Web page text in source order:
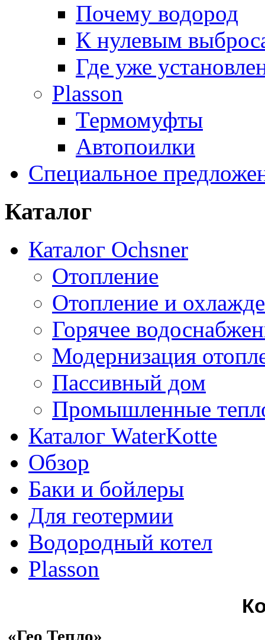
Почему водород
К нулевым
Где уже
Plasson
Термомуфты
Автопоилки
Специальное
Каталог
Каталог Ochsner
Отопление
Отопление и
Горячее
Модернизация
Пассивный дом
Промышленные
Каталог WaterKotte
Обзор
Баки и бойлеры
Для геотермии
Водородный котел
Plasson
«Гео Тепло»